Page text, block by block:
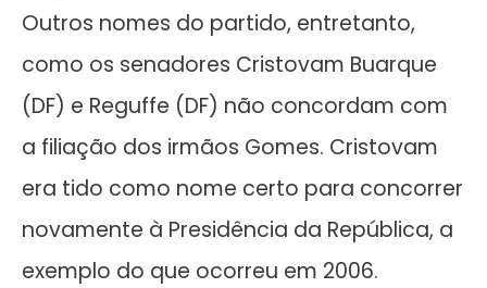
Outros nomes do partido, entretanto,
como os senadores Cristovam Buarque
(DF) e Reguffe (DF) não concordam com
a filiação dos irmãos Gomes. Cristovam
era tido como nome certo para concorrer
novamente à Presidência da República, a
exemplo do que ocorreu em 2006.